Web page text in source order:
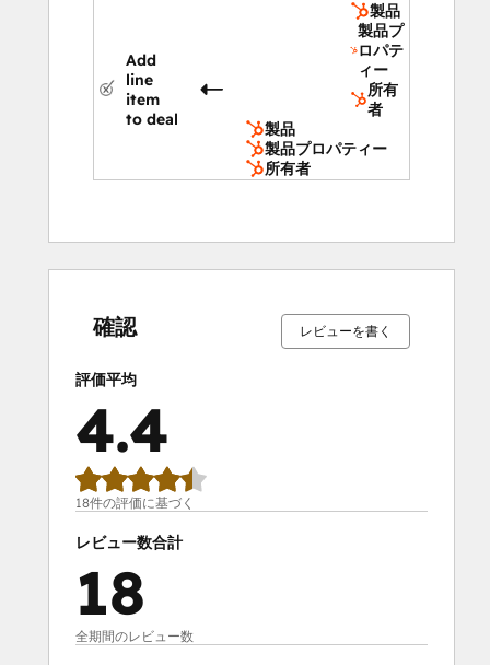
Add
line
item
to deal
製品
製品プ
ロパテ
ィー
所有
者
製品
製品プロパティー
所有者
確認 レビューを書く
評価平均
4.4
18件の評価に基づく
レビュー数合計
18
全期間のレビュー数
了
了了
了
了
了
了
了
了